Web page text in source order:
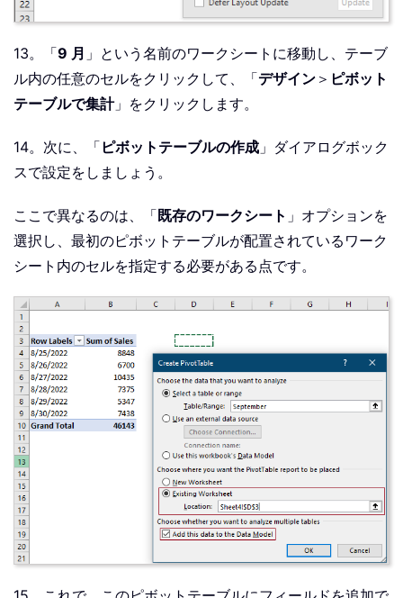
13。「9 月 」という名前のワークシートに移動し、テーブ
ル内の任意のセルをクリックして、「デザイン ＞ ピボット
テーブルで集計」をクリックします。
14。次に、「 ピボットテーブルの作成 」ダイアログボック
スで設定をしましょう。
ここで異なるのは、「既存のワークシート 」オプションを
選択し、最初のピボットテーブルが配置されているワーク
シート内のセルを指定する必要がある点です。